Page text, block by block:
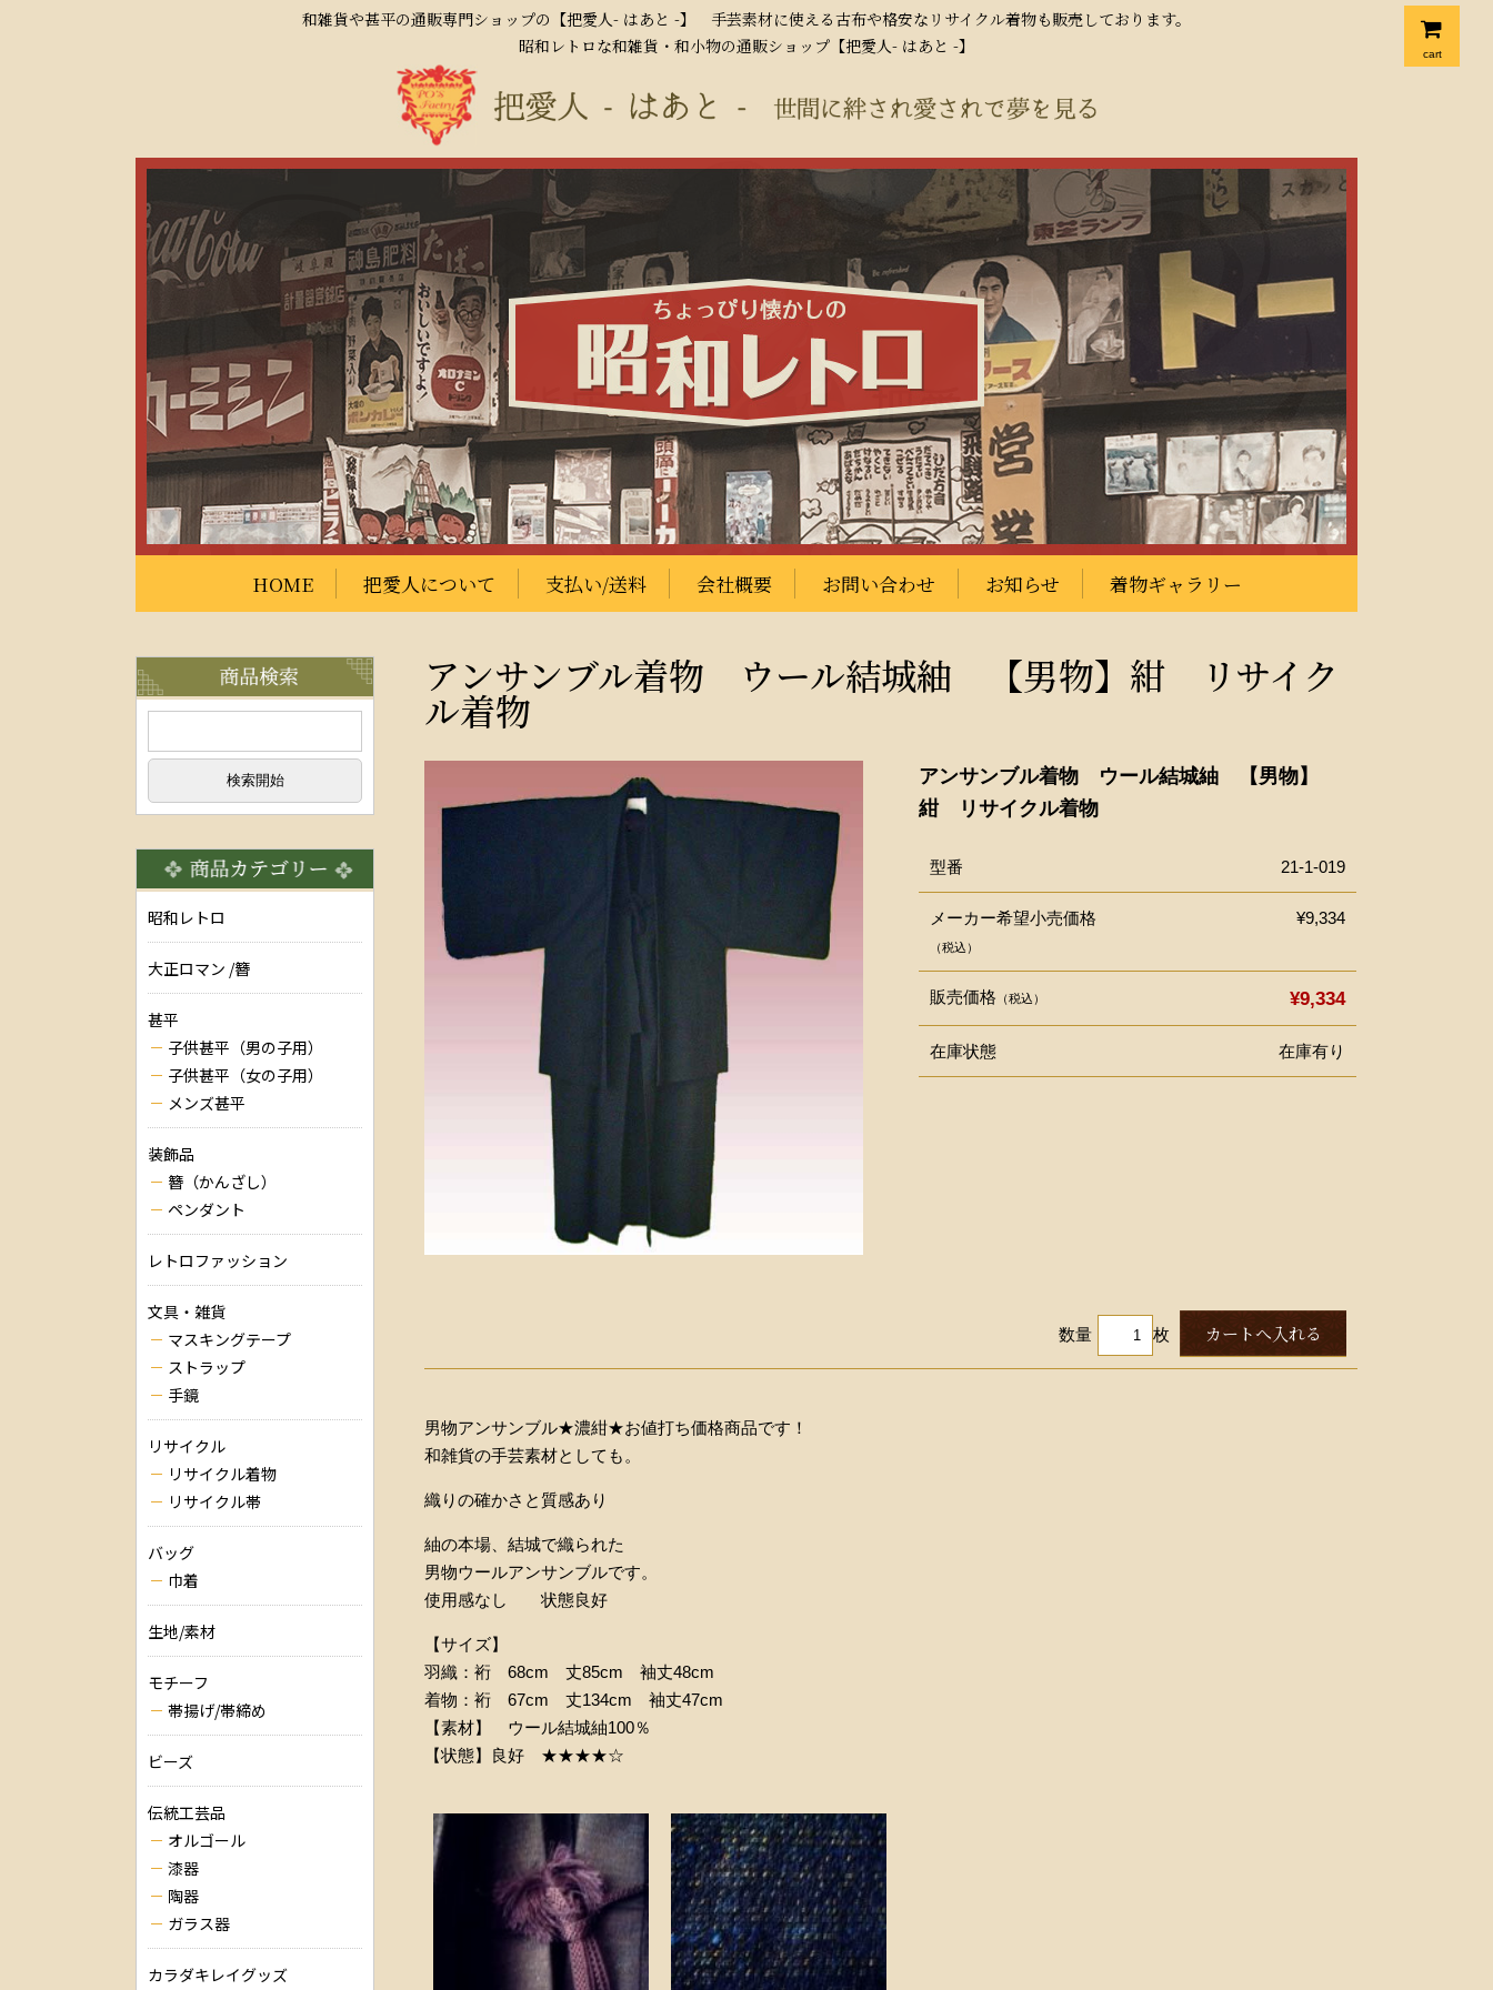
和雑貨や甚平の通販専門ショップの【把愛人- はあと -】 手芸素材に使える古布や格安なリサイクル着物も販売しております。
昭和レトロな和雑貨・和小物の通販ショップ【把愛人- はあと -】
cart
HOME 把愛人について 支払い/送料 会社概要 お問い合わせ お知らせ 着物ギャラリー
アンサンブル着物 ウール結城紬 【男物】紺 リサイク
ル着物
アンサンブル着物 ウール結城紬 【男物】
紺 リサイクル着物
型番 21-1-019
メーカー希望小売価格
（税込）
¥9,334
販売価格 （税込） ¥9,334
在庫状態 在庫有り
数量 枚
男物アンサンブル★濃紺★お値打ち価格商品です！
和雑貨の手芸素材としても。
織りの確かさと質感あり
紬の本場、結城で織られた
男物ウールアンサンブルです。
使用感なし 状態良好
【サイズ】
羽織：裄 68cm 丈85cm 袖丈48cm
着物：裄 67cm 丈134cm 袖丈47cm
【素材】 ウール結城紬100％
【状態】良好 ★★★★☆
昭和レトロ
大正ロマン /簪
甚平
子供甚平（男の子用）
子供甚平（女の子用）
メンズ甚平
装飾品
簪（かんざし）
ペンダント
レトロファッション
文具・雑貨
マスキングテープ
ストラップ
手鏡
リサイクル
リサイクル着物
リサイクル帯
バッグ
巾着
生地/素材
モチーフ
帯揚げ/帯締め
ビーズ
伝統工芸品
オルゴール
漆器
陶器
ガラス器
カラダキレイグッズ